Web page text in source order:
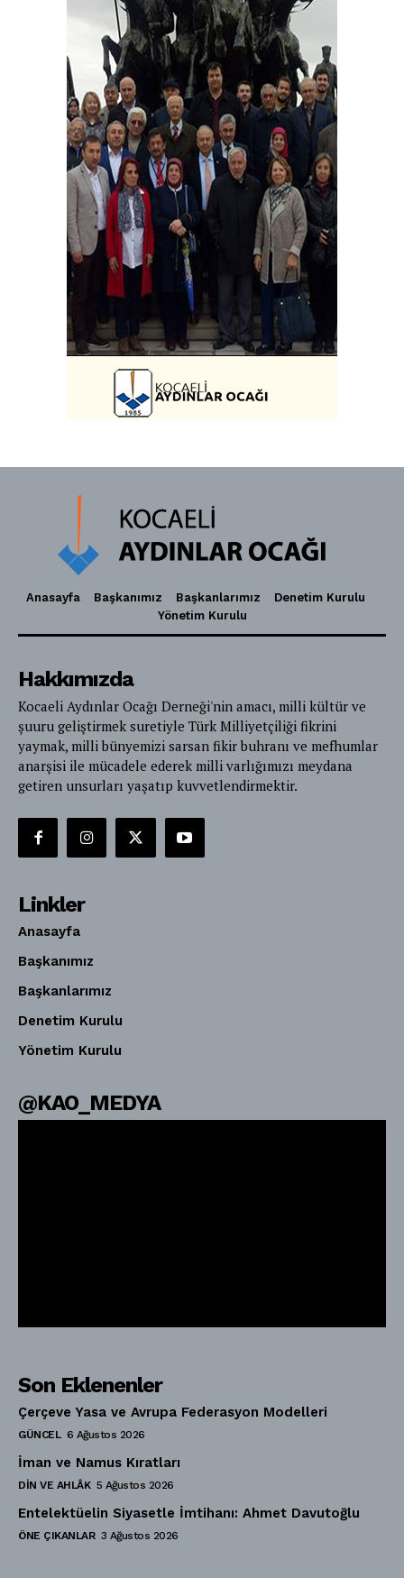
Anasayfa Başkanımız Başkanlarımız
Denetim Kurulu
Yönetim Kurulu
Hakkımızda
Kocaeli Aydınlar Ocağı Derneği'nin amacı, milli kültür ve
şuuru geliştirmek suretiyle Türk Milliyetçiliği fikrini
yaymak, milli bünyemizi sarsan fikir buhranı ve mefhumlar
anarşisi ile mücadele ederek milli varlığımızı meydana
getiren unsurları yaşatıp kuvvetlendirmektir.
Linkler
Anasayfa
Başkanımız
Başkanlarımız
Denetim Kurulu
Yönetim Kurulu
@KAO_MEDYA
Son Eklenenler
Çerçeve Yasa ve Avrupa Federasyon Modelleri
GÜNCEL 6 Ağustos 2026
İman ve Namus Kıratları
DIN VE AHLÂK 5 Ağustos 2026
Entelektüelin Siyasetle İmtihanı: Ahmet Davutoğlu
ÖNE ÇIKANLAR 3 Ağustos 2026